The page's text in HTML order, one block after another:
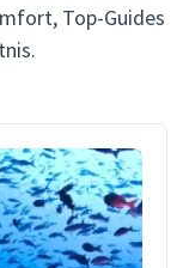
Top-Guides